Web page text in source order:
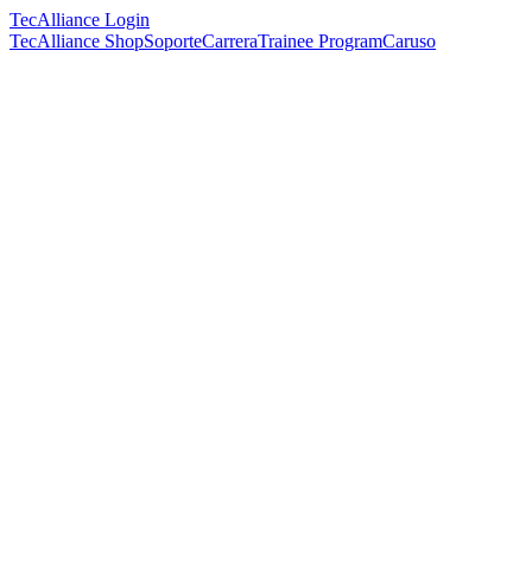
TecAlliance Login
TecAlliance ShopSoporteCarreraTrainee ProgramCaruso